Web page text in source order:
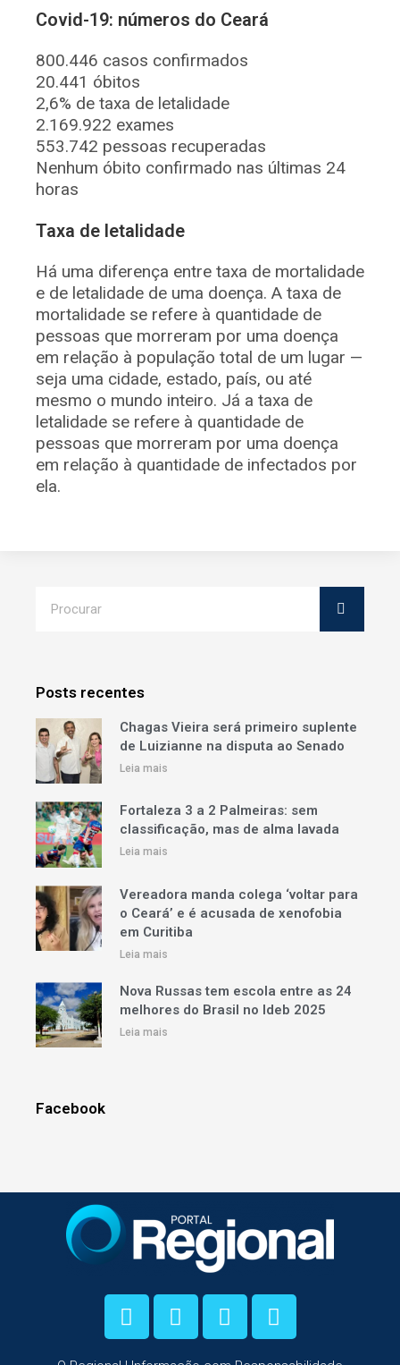
Covid-19: números do Ceará
800.446 casos confirmados
20.441 óbitos
2,6% de taxa de letalidade
2.169.922 exames
553.742 pessoas recuperadas
Nenhum óbito confirmado nas últimas 24
horas
Taxa de letalidade
Há uma diferença entre taxa de mortalidade
e de letalidade de uma doença. A taxa de
mortalidade se refere à quantidade de
pessoas que morreram por uma doença
em relação à população total de um lugar —
seja uma cidade, estado, país, ou até
mesmo o mundo inteiro. Já a taxa de
letalidade se refere à quantidade de
pessoas que morreram por uma doença
em relação à quantidade de infectados por
ela.
Posts recentes
Chagas Vieira será primeiro suplente
de Luizianne na disputa ao Senado
Leia mais
Fortaleza 3 a 2 Palmeiras: sem
classificação, mas de alma lavada
Leia mais
Vereadora manda colega ‘voltar para
o Ceará’ e é acusada de xenofobia
em Curitiba
Leia mais
Nova Russas tem escola entre as 24
melhores do Brasil no Ideb 2025
Leia mais
Facebook